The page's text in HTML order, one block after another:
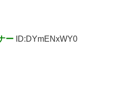
ー ID:DYmENxWY0